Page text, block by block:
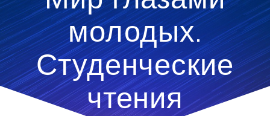
молодых.
Студенческие
чтения